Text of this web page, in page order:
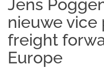
Jens
nieuwe vice
freight
Europe